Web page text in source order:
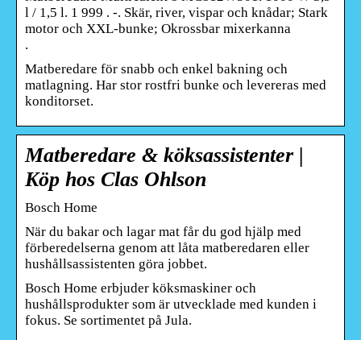
l / 1,5 l. 1 999 . -. Skär, river, vispar och knådar; Stark
motor och XXL-bunke; Okrossbar mixerkanna
.
Matberedare för snabb och enkel bakning och
matlagning. Har stor rostfri bunke och levereras med
konditorset.
Matberedare & köksassistenter |
Köp hos Clas Ohlson
Bosch Home
När du bakar och lagar mat får du god hjälp med
förberedelserna genom att låta matberedaren eller
hushållsassistenten göra jobbet.
Bosch Home erbjuder köksmaskiner och
hushållsprodukter som är utvecklade med kunden i
fokus. Se sortimentet på Jula.